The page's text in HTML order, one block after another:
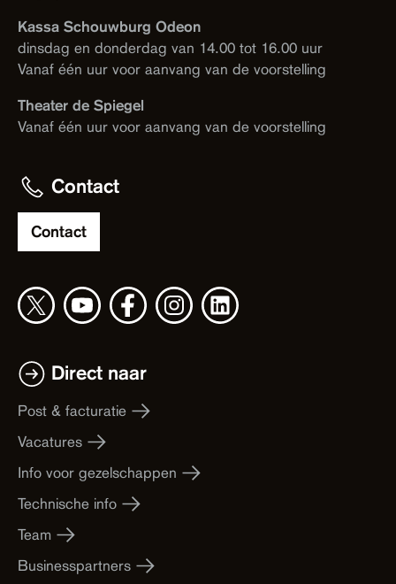
Kassa Schouwburg Odeon
dinsdag en donderdag van 14.00 tot 16.00 uur
Vanaf één uur voor aanvang van de voorstelling
Theater de Spiegel
Vanaf één uur voor aanvang van de voorstelling
Contact
Contact
Direct naar
Post & facturatie
Vacatures
Info voor gezelschappen
Technische info
Team
Businesspartners